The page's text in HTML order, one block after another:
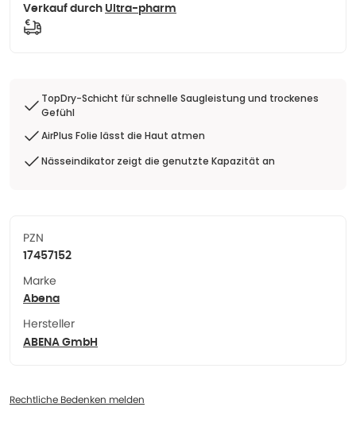
Verkauf durch Ultra-pharm
TopDry-Schicht für schnelle Saugleistung und trockenes
Gefühl
AirPlus Folie lässt die Haut atmen
Nässeindikator zeigt die genutzte Kapazität an
PZN
17457152
Marke
Abena
Hersteller
ABENA GmbH
Rechtliche Bedenken melden